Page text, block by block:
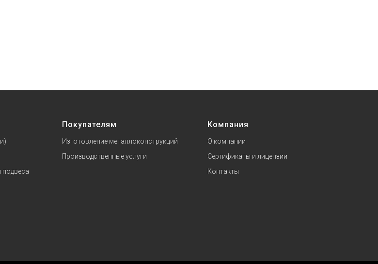
подвеса
Покупателям
Изготовление металлоконструкций
Производственные услуги
Компания
О компании
Сертификаты и лицензии
Контакты